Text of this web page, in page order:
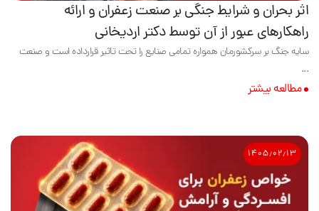
اثر بحران و شرایط جنگی بر صنعت زعفران و ارائه
راهکارهای عبور از آن توسط دکتر اردیخانی
سایه جنگ بر سرکشورمان همواره تمامی صنایع را تحت تاثیر قرارداده است و صنعت
...
مطالعه بیشتر
۱۴۰۵٫۰۲٫۱۳